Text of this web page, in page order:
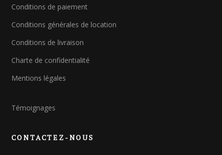
h
p
o
r
:
Conditions de paiement
Conditions générales de location
Conditions de livraison
Charte de confidentialité
Mentions légales
Témoignages
CONTACTEZ-NOUS